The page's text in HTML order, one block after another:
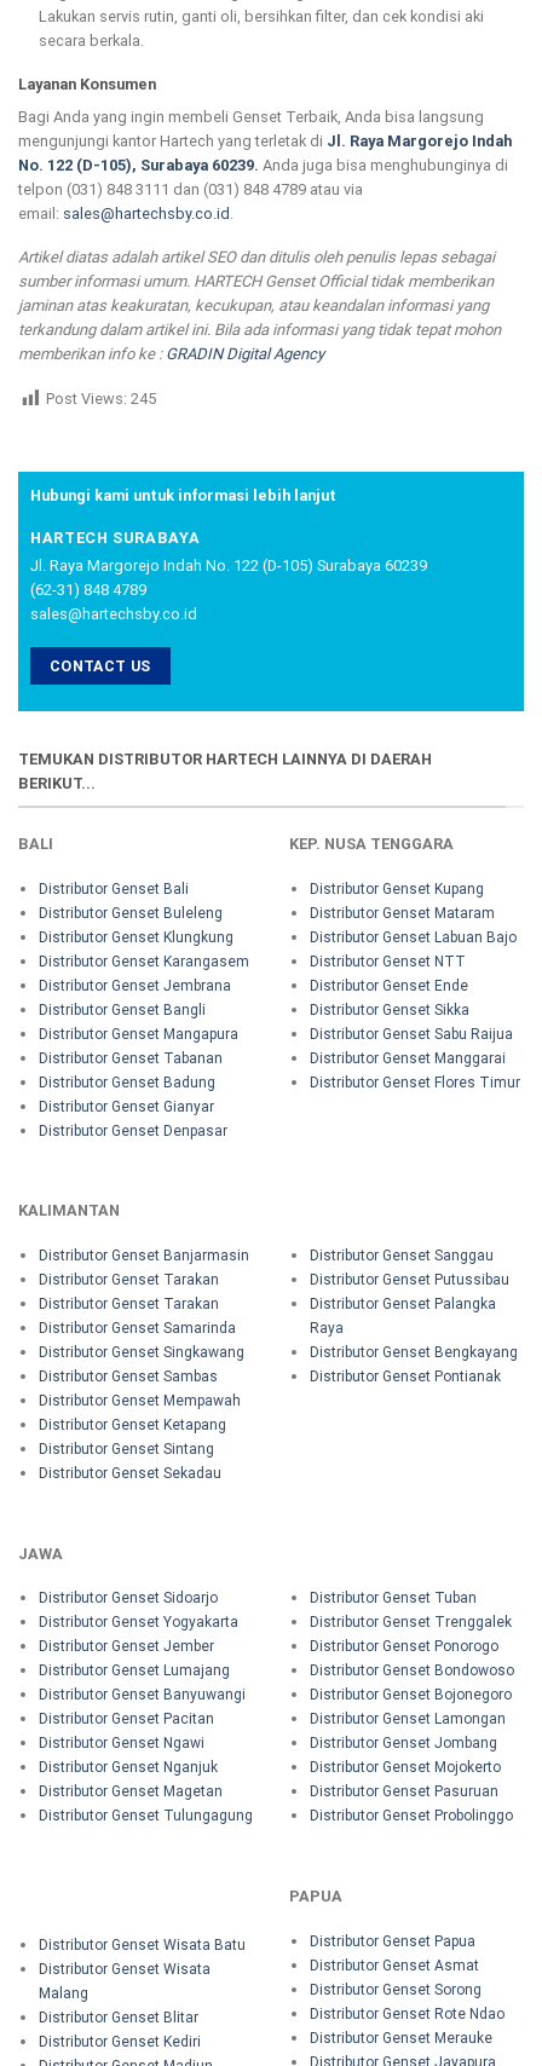
Lakukan servis rutin, ganti oli, bersihkan filter, dan cek kondisi aki
secara berkala.
Layanan Konsumen
Bagi Anda yang ingin membeli Genset Terbaik, Anda bisa langsung
mengunjungi kantor Hartech yang terletak di Jl. Raya Margorejo Indah
No. 122 (D-105), Surabaya 60239. Anda juga bisa menghubunginya di
telpon (031) 848 3111 dan (031) 848 4789 atau via
email: sales@hartechsby.co.id
Artikel diatas adalah artikel SEO dan ditulis oleh penulis lepas sebagai
sumber informasi umum. HARTECH Genset Official tidak memberikan
jaminan atas keakuratan, kecukupan, atau keandalan informasi yang
terkandung dalam artikel ini. Bila ada informasi yang tidak tepat mohon
memberikan info ke : GRADIN Digital Agency
Post Views: 245
Hubungi kami untuk informasi lebih lanjut
HARTECH SURABAYA
Jl. Raya Margorejo Indah No. 122 (D-105) Surabaya 60239
(62-31) 848 4789
sales@hartechsby.co.id
CONTACT US
TEMUKAN DISTRIBUTOR HARTECH LAINNYA DI DAERAH
BERIKUT...
BALI
Distributor Genset Bali
Distributor Genset Buleleng
Distributor Genset Klungkung
Distributor Genset Karangasem
Distributor Genset Jembrana
Distributor Genset Bangli
Distributor Genset Mangapura
Distributor Genset Tabanan
Distributor Genset Badung
Distributor Genset Gianyar
Distributor Genset Denpasar
KEP. NUSA TENGGARA
Distributor Genset Kupang
Distributor Genset Mataram
Distributor Genset Labuan Bajo
Distributor Genset NTT
Distributor Genset Ende
Distributor Genset Sikka
Distributor Genset Sabu Raijua
Distributor Genset Manggarai
Distributor Genset Flores Timur
KALIMANTAN
Distributor Genset Banjarmasin
Distributor Genset Tarakan
Distributor Genset Tarakan
Distributor Genset Samarinda
Distributor Genset Singkawang
Distributor Genset Sambas
Distributor Genset Mempawah
Distributor Genset Ketapang
Distributor Genset Sintang
Distributor Genset Sekadau
Distributor Genset Sanggau
Distributor Genset Putussibau
Distributor Genset Palangka
Raya
Distributor Genset Bengkayang
Distributor Genset Pontianak
JAWA
Distributor Genset Sidoarjo
Distributor Genset Yogyakarta
Distributor Genset Jember
Distributor Genset Lumajang
Distributor Genset Banyuwangi
Distributor Genset Pacitan
Distributor Genset Ngawi
Distributor Genset Nganjuk
Distributor Genset Magetan
Distributor Genset Tulungagung
Distributor Genset Tuban
Distributor Genset Trenggalek
Distributor Genset Ponorogo
Distributor Genset Bondowoso
Distributor Genset Bojonegoro
Distributor Genset Lamongan
Distributor Genset Jombang
Distributor Genset Mojokerto
Distributor Genset Pasuruan
Distributor Genset Probolinggo
Distributor Genset Wisata Batu
Distributor Genset Wisata
Malang
Distributor Genset Blitar
Distributor Genset Kediri
PAPUA
Distributor Genset Papua
Distributor Genset Asmat
Distributor Genset Sorong
Distributor Genset Rote Ndao
Distributor Genset Merauke
Distributor Genset Jayapura